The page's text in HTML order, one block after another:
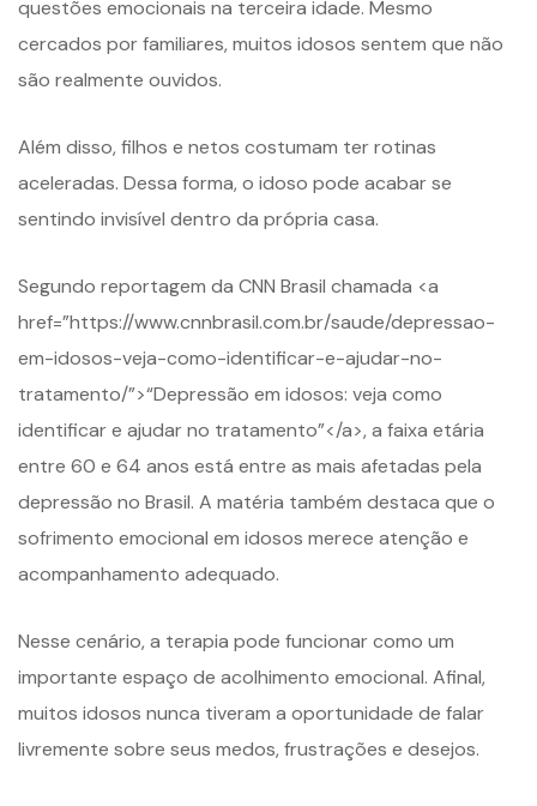
questões emocionais na terceira idade. Mesmo
cercados por familiares, muitos idosos sentem que não
são realmente ouvidos.
Além disso, filhos e netos costumam ter rotinas
aceleradas. Dessa forma, o idoso pode acabar se
sentindo invisível dentro da própria casa.
Segundo reportagem da CNN Brasil chamada <a
href=”https://www.cnnbrasil.com.br/saude/depressao-
em-idosos-veja-como-identificar-e-ajudar-no-
tratamento/”>“Depressão em idosos: veja como
identificar e ajudar no tratamento”</a>, a faixa etária
entre 60 e 64 anos está entre as mais afetadas pela
depressão no Brasil. A matéria também destaca que o
sofrimento emocional em idosos merece atenção e
acompanhamento adequado.
Nesse cenário, a terapia pode funcionar como um
importante espaço de acolhimento emocional. Afinal,
muitos idosos nunca tiveram a oportunidade de falar
livremente sobre seus medos, frustrações e desejos.